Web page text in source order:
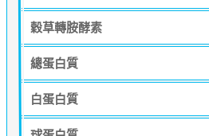
穀草轉胺酵素
總蛋白質
白蛋白質